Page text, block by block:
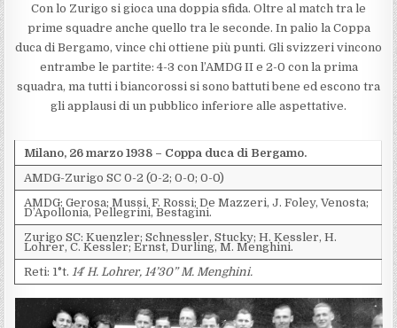
Con lo Zurigo si gioca una doppia sfida. Oltre al match tra le
prime squadre anche quello tra le seconde. In palio la Coppa
duca di Bergamo, vince chi ottiene più punti. Gli svizzeri vincono
entrambe le partite: 4-3 con l’AMDG II e 2-0 con la prima
squadra, ma tutti i biancorossi si sono battuti bene ed escono tra
gli applausi di un pubblico inferiore alle aspettative.
Milano, 26 marzo 1938 – Coppa duca di Bergamo.
AMDG-Zurigo SC 0-2 (0-2; 0-0; 0-0)
AMDG: Gerosa; Mussi, F. Rossi; De Mazzeri, J. Foley, Venosta;
D’Apollonia, Pellegrini, Bestagini.
Zurigo SC: Kuenzler; Schnessler, Stucky; H. Kessler, H.
Lohrer, C. Kessler; Ernst, Durling, M. Menghini.
Reti: 1°t. 14′ H. Lohrer, 14’30” M. Menghini.